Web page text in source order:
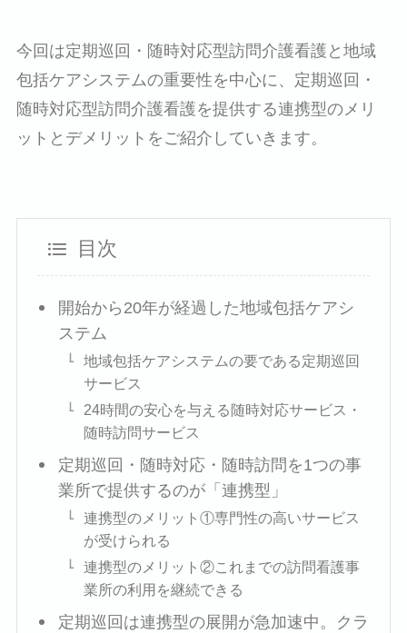
今回は定期巡回・随時対応型訪問介護看護と地域
包括ケアシステムの重要性を中心に、定期巡回・
随時対応型訪問介護看護を提供する連携型のメリ
ットとデメリットをご紹介していきます。
目次
開始から20年が経過した地域包括ケアシ
ステム
地域包括ケアシステムの要である定期巡回
サービス
24時間の安心を与える随時対応サービス・
随時訪問サービス
定期巡回・随時対応・随時訪問を1つの事
業所で提供するのが「連携型」
連携型のメリット①専門性の高いサービス
が受けられる
連携型のメリット②これまでの訪問看護事
業所の利用を継続できる
定期巡回は連携型の展開が急加速中。クラ